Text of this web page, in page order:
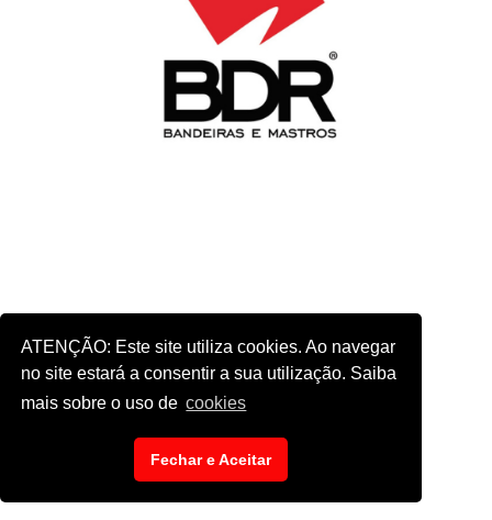
ATENÇÃO: Este site utiliza cookies. Ao navegar
no site estará a consentir a sua utilização. Saiba
mais sobre o uso de cookies
Fechar e Aceitar